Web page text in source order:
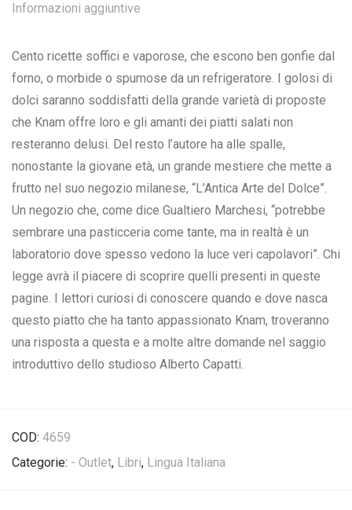
Informazioni aggiuntive
Cento ricette soffici e vaporose, che escono ben gonfie dal
forno, o morbide o spumose da un refrigeratore. I golosi di
dolci saranno soddisfatti della grande varietà di proposte
che Knam offre loro e gli amanti dei piatti salati non
resteranno delusi. Del resto l’autore ha alle spalle,
nonostante la giovane età, un grande mestiere che mette a
frutto nel suo negozio milanese, “L’Antica Arte del Dolce”.
Un negozio che, come dice Gualtiero Marchesi, “potrebbe
sembrare una pasticceria come tante, ma in realtà è un
laboratorio dove spesso vedono la luce veri capolavori”. Chi
legge avrà il piacere di scoprire quelli presenti in queste
pagine. I lettori curiosi di conoscere quando e dove nasca
questo piatto che ha tanto appassionato Knam, troveranno
una risposta a questa e a molte altre domande nel saggio
introduttivo dello studioso Alberto Capatti.
COD: 4659
Categorie: - Outlet, Libri, Lingua Italiana